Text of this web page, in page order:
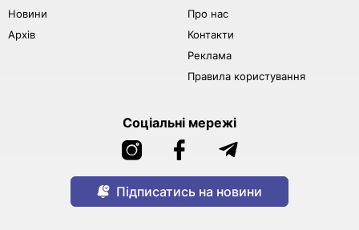
Новини
Архів
Про нас
Контакти
Реклама
Правила користування
Соціальні мережі
Підписатись на новини